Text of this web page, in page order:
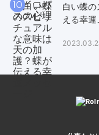
10
白い蝶
える幸